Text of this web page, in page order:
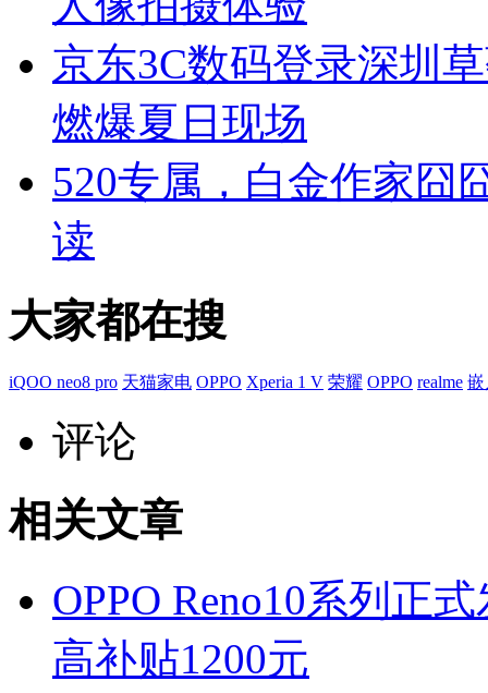
京东3C数码登录深圳
燃爆夏日现场
520专属，白金作家囧
读
大家都在搜
iQOO neo8 pro 天猫家电 OPPO Xperia 1 V 荣耀 OPPO realme 嵌
评论
相关文章
OPPO Reno10系列正
高补贴1200元